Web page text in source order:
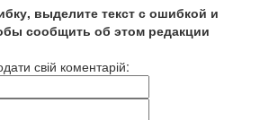
выделите текст с ошибкой и
сообщить об этом редакции
свій коментарій: